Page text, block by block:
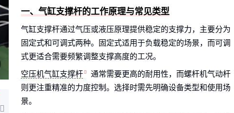
一、气缸支撑杆的工作原理与常见类型
气缸支撑杆通过气压或液压原理提供稳定的支撑力，主要分为
固定式和可调式两种。固定式适用于负载稳定的场景，而可调
式更适合需要频繁调整支撑高度的工况。
空压机气缸支撑杆
通常需要更高的耐用性，而螺杆机气动杆
则更注重精准的力度控制。选择时需先明确设备类型和使用场
景。